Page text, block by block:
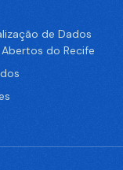
de Dados
do Recife